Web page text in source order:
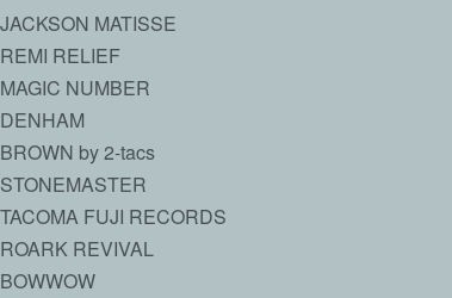
JACKSON MATISSE
REMI RELIEF
MAGIC NUMBER
DENHAM
BROWN by 2-tacs
STONEMASTER
TACOMA FUJI RECORDS
ROARK REVIVAL
BOWWOW